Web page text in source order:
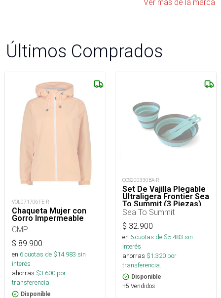
Ver más de la marca
Últimos Comprados
VOL071706FE-R
Chaqueta Mujer con
Gorro Impermeable
CMP
$ 89.900
en 6cuotas de $14.983 sin
interés
ahorras $3.600 por
transferencia.
Disponible
COS200330BA-R
Set De Vajilla Plegable
Ultraligera Frontier Sea
To Summit (3 Piezas)
Sea To Summit
$ 32.900
en 6cuotas de $5.483 sin
interés
ahorras $1.320 por
transferencia.
Disponible
+5 Vendidos